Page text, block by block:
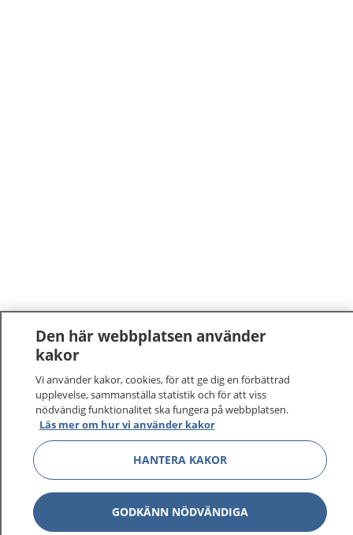
1177–tryggt om din hälsa och vård
På 1177.se får du råd om hälsa och information om
sjukdomar och vilka mottagningar du kan kontakta.
Logga in för att läsa din journal och göra dina
Den här webbplatsen använder
kakor
Vi använder kakor, cookies, för att ge dig en förbättrad
upplevelse, sammanställa statistik och för att viss
nödvändig funktionalitet ska fungera på webbplatsen.
Läs mer om hur vi använder kakor
HANTERA KAKOR
GODKÄNN NÖDVÄNDIGA